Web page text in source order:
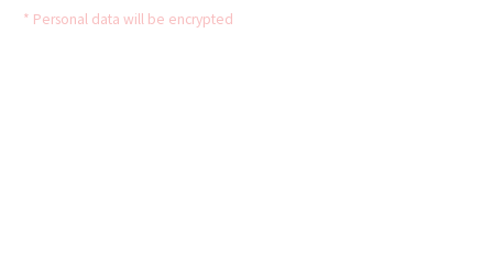
* Personal data will be encrypted